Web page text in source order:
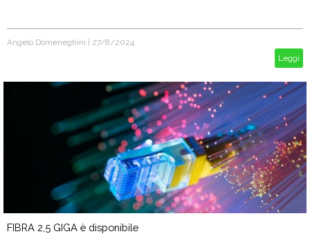
Angelo Domeneghini
27/8/2024
Leggi
FIBRA 2,5 GIGA è disponibile